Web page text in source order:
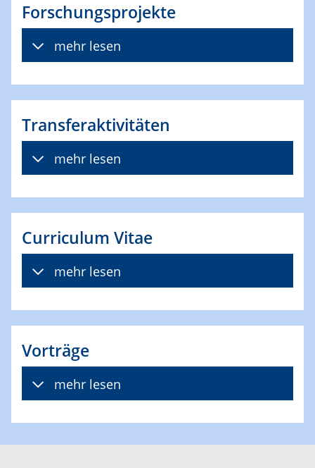
Forschungsprojekte
mehr lesen
Transferaktivitäten
mehr lesen
Curriculum Vitae
mehr lesen
Vorträge
mehr lesen